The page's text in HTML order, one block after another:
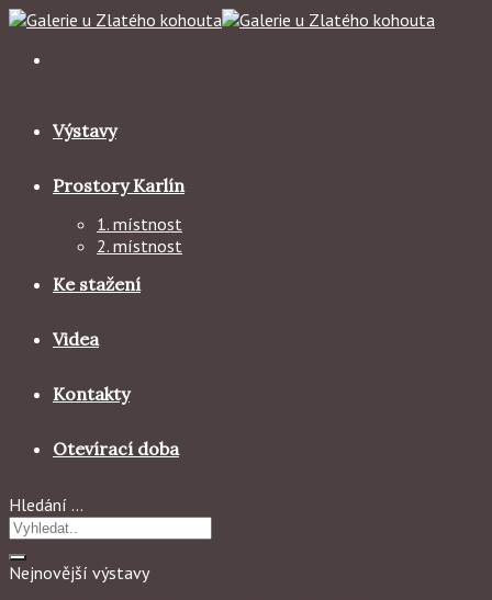
Skip
content
Výstavy
Prostory Karlín
1. místnost
2. místnost
Ke stažení
Videa
Kontakty
Otevírací doba
Hledání …
Nejnovější výstavy